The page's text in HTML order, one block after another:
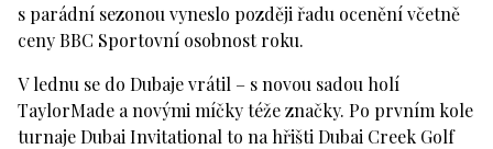
s parádní sezonou vyneslo později řadu ocenění včetně
ceny BBC Sportovní osobnost roku.
V lednu se do Dubaje vrátil – s novou sadou holí
TaylorMade a novými míčky téže značky. Po prvním kole
turnaje Dubai Invitational to na hřišti Dubai Creek Golf